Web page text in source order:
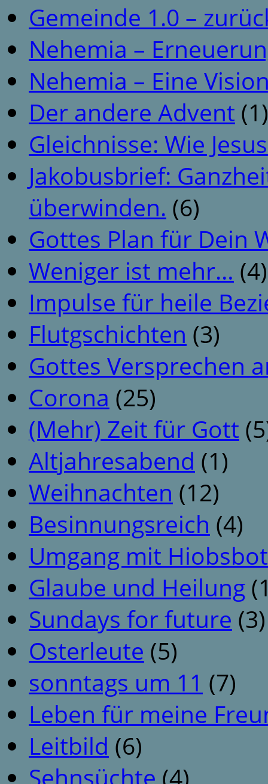
Gemeinde 1.0 –
Nehemia –
Nehemia – Eine
Der andere Advent (1)
Gleichnisse: Wie
Jakobusbrief:
überwinden. (6)
Gottes Plan für Dein
Weniger ist mehr… (4)
Impulse für heile
Flutgschichten (3)
Gottes Versprechen
Corona (25)
(Mehr) Zeit für Gott
Altjahresabend (1)
Weihnachten (12)
Besinnungsreich (4)
Umgang mit
Glaube und Heilung
Sundays for future (3)
Osterleute (5)
sonntags um 11 (7)
Leben für meine
Leitbild (6)
Sehnsüchte (4)